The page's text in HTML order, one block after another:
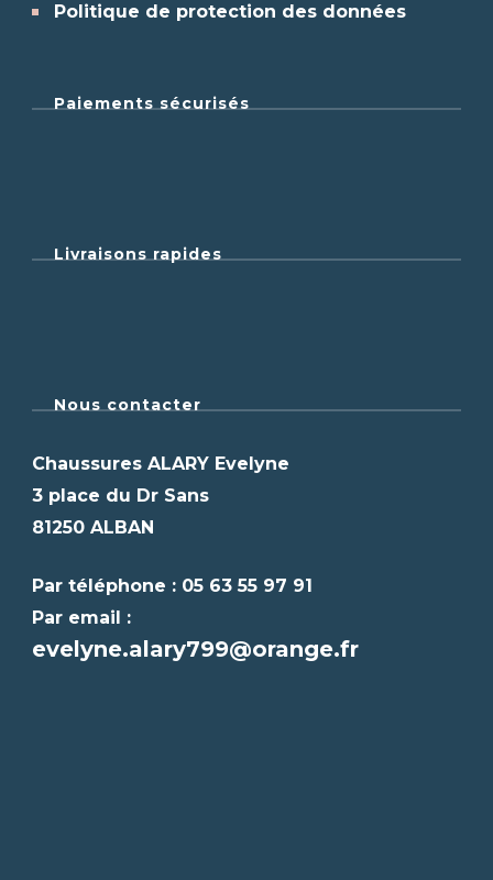
Politique de protection des données
Paiements sécurisés
Livraisons rapides
Nous contacter
Chaussures ALARY Evelyne
3 place du Dr Sans
81250 ALBAN
Par téléphone : 05 63 55 97 91
Par email :
evelyne.alary799@orange.fr